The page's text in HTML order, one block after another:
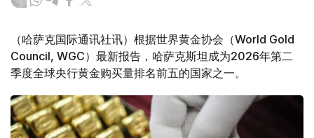
（哈萨克国际通讯社讯）根据世界黄金协会（World Gold
Council, WGC）最新报告，哈萨克斯坦成为2026年第二
季度全球央行黄金购买量排名前五的国家之一。